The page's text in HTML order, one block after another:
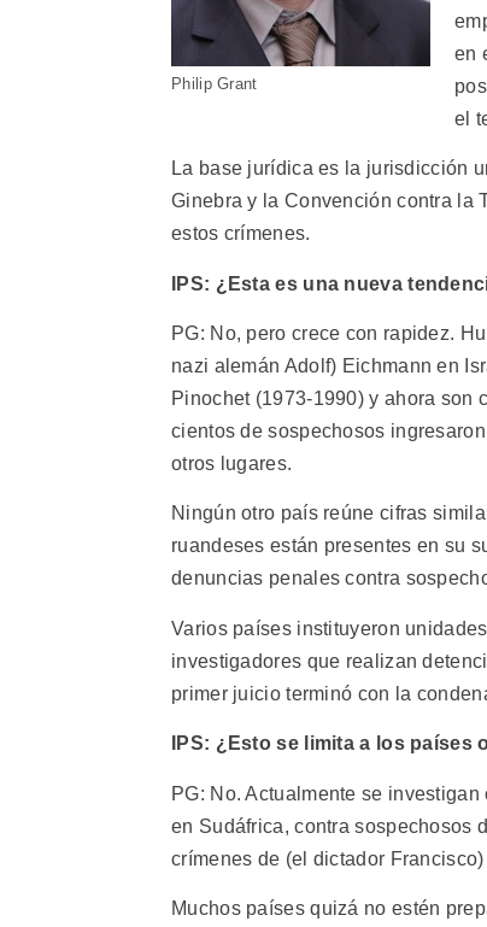
Philip Grant
en
el
La base jurídica es la jurisdicción
Ginebra y la Convención contra la
estos crímenes.
IPS: ¿Esta es una nueva
PG: No, pero crece con rapidez.
nazi alemán Adolf) Eichmann en
Pinochet (1973-1990) y ahora son
cientos de sospechosos
otros lugares.
Ningún otro país reúne cifras
ruandeses están presentes en su
denuncias penales contra
Varios países instituyeron
investigadores que realizan
primer juicio terminó con la
IPS: ¿Esto se limita a los países
PG: No. Actualmente se
en Sudáfrica, contra sospechosos
crímenes de (el dictador
Muchos países quizá no estén